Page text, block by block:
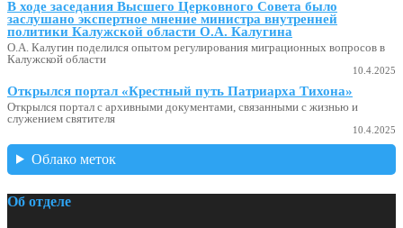
В ходе заседания Высшего Церковного Совета было
заслушано экспертное мнение министра внутренней
политики Калужской области О.А. Калугина
О.А. Калугин поделился опытом регулирования миграционных вопросов в
Калужской области
10.4.2025
Открылся портал «Крестный путь Патриарха Тихона»
Открылся портал с архивными документами, связанными с жизнью и
служением святителя
10.4.2025
Облако меток
Об отделе